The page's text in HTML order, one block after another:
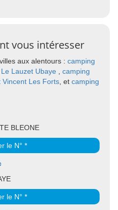
vous intéresser
aux alentours : camping
Lauzet Ubaye
camping
Vincent Les Forts , et camping
BLEONE
le N° *
le N° *